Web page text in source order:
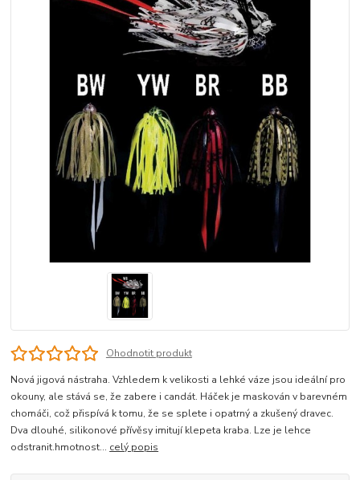
Ohodnotit produkt
Nová jigová nástraha. Vzhledem k velikosti a lehké váze jsou ideální pro
okouny, ale stává se, že zabere i candát. Háček je maskován v barevném
chomáči, což přispívá k tomu, že se splete i opatrný a zkušený dravec.
Dva dlouhé, silikonové přívěsy imitují klepeta kraba. Lze je lehce
odstranit.hmotnost... celý popis